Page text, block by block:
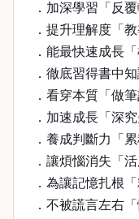
．加深學習「反
．提升理解度「
．能最快速成長
．徹底習得書中
．看穿本質「做
．加速成長「深
．養成判斷力「
．讓煩惱消失「
．為讓記憶扎根
．不被謊言左右